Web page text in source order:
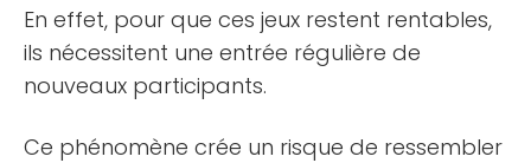
En effet, pour que ces jeux restent rentables,
ils nécessitent une entrée régulière de
nouveaux participants.
Ce phénomène crée un risque de ressembler